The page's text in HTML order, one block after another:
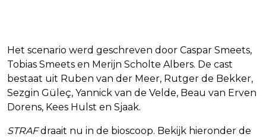
Het scenario werd geschreven door Caspar Smeets,
Tobias Smeets en Merijn Scholte Albers. De cast
bestaat uit Ruben van der Meer, Rutger de Bekker,
Sezgin Güleç, Yannick van de Velde, Beau van Erven
Dorens, Kees Hulst en Sjaak.
STRAFdraait nu in de bioscoop. Bekijk hieronder de